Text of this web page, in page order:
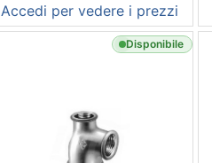
Accedi per vedere i prezzi
Disponibile